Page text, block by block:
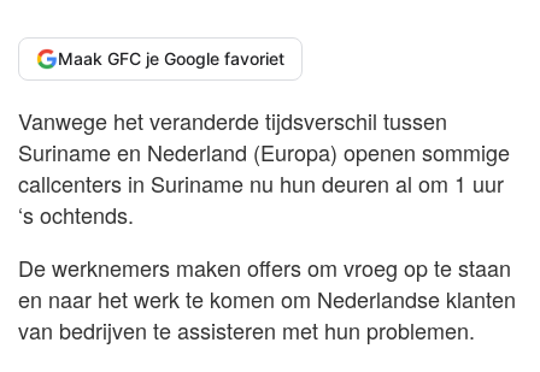
Maak GFC je Google favoriet
Vanwege het veranderde tijdsverschil tussen
Suriname en Nederland (Europa) openen sommige
callcenters in Suriname nu hun deuren al om 1 uur
‘s ochtends.
De werknemers maken offers om vroeg op te staan
en naar het werk te komen om Nederlandse klanten
van bedrijven te assisteren met hun problemen.